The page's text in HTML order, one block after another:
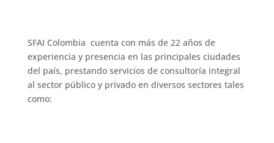
SFAI Colombia cuenta con más de 22 años de
experiencia y presencia en las principales ciudades
del país, prestando servicios de consultoría integral
al sector público y privado en diversos sectores tales
como: